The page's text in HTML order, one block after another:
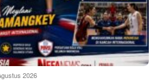
2026